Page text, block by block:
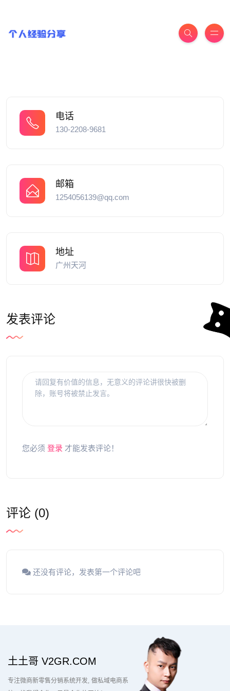
电话
130-2208-9681
邮箱
1254056139@qq.com
地址
广州天河
发表评论
您必须 登录 才能发表评论！
评论 (0)
还没有评论，发表第一个评论吧
土土哥 V2GR.COM
专注微商新零售分销系统开发 做私域电商系